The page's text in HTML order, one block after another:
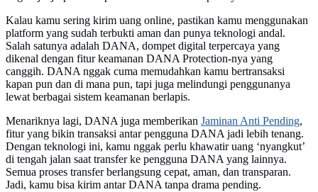
Kalau kamu sering kirim uang online, pastikan kamu menggunakan
platform yang sudah terbukti aman dan punya teknologi andal.
Salah satunya adalah DANA, dompet digital terpercaya yang
dikenal dengan fitur keamanan DANA Protection-nya yang
canggih. DANA nggak cuma memudahkan kamu bertransaksi
kapan pun dan di mana pun, tapi juga melindungi penggunanya
lewat berbagai sistem keamanan berlapis.
Menariknya lagi, DANA juga memberikan Jaminan Anti Pending,
fitur yang bikin transaksi antar pengguna DANA jadi lebih tenang.
Dengan teknologi ini, kamu nggak perlu khawatir uang ‘nyangkut’
di tengah jalan saat transfer ke pengguna DANA yang lainnya.
Semua proses transfer berlangsung cepat, aman, dan transparan.
Jadi, kamu bisa kirim antar DANA tanpa drama pending.